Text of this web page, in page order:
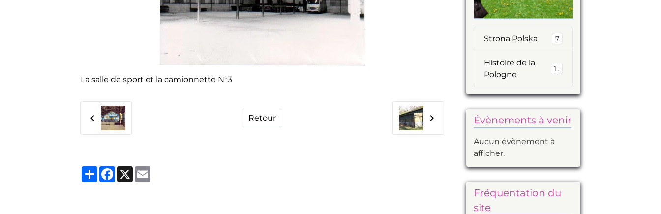
La salle de sport et la camionnette N°3
Retour
PartagerFacebook
X
Strona Polska 7
Histoire de la
Pologne
14
Évènements à venir
Aucun évènement à
afficher.
Fréquentation du
site